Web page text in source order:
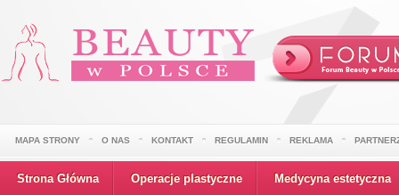
MAPA STRONY O NAS KONTAKT REGULAMIN REKLAMA
Strona Główna Operacje plastyczne Medycyna estetyczna